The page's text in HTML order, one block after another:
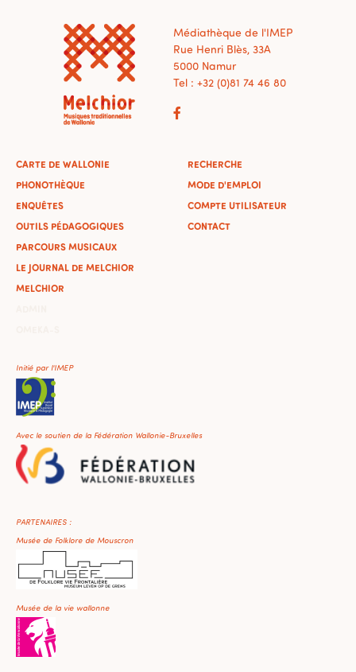
Médiathèque de l'IMEP
Rue Henri Blès, 33A
5000 Namur
Tel : +32 (0)81 74 46 80
CARTE DE WALLONIE
PHONOTHÈQUE
ENQUÊTES
OUTILS PÉDAGOGIQUES
PARCOURS MUSICAUX
LE JOURNAL DE MELCHIOR
MELCHIOR
RECHERCHE
MODE D'EMPLOI
COMPTE UTILISATEUR
CONTACT
Initié par l'IMEP
Avec le soutien de la Fédération Wallonie-Bruxelles
PARTENAIRES :
Musée de Folklore de Mouscron
Musée de la vie wallonne